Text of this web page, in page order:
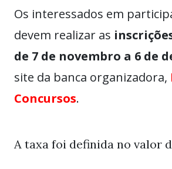
Os interessados em
devem realizar as
de 7 de novembro a 6 de
site da banca organizadora,
Concursos.
A taxa foi definida no valor